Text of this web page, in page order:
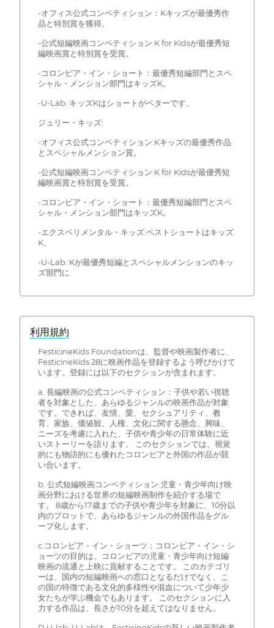
-オフィス公式コンペティション：Kキッズが最優秀作
品と特別賞を獲得。
-公式短編映画コンペティション:K for Kidsが最優秀短
編映画賞と特別賞を受賞。
-コロンビア・イン・ショート：最優秀短編部門とスペ
シャル・メンション部門はキッズK。
-U-Lab: キッズKはショートがベターです。
ジュリー・キッズ:
-オフィス公式コンペティション:Kキッズの最優秀作品
とスペシャルメンション賞。
-公式短編映画コンペティション:K for Kidsが最優秀短
編映画賞と特別賞を受賞。
-コロンビア・イン・ショート：最優秀短編部門とスペ
シャル・メンション部門はキッズK。
-エクスペリメンタル・キッズ:ベストショートはキッズ
K。
-U-Lab: Kが最優秀短編とスペシャルメンションのキッ
ズ部門に
利用規約
FesticineKids Foundationは、監督や映画製作者に、
FesticineKids 28に映画作品を登録するよう呼びかけて
います。登録には以下のセクションが含まれます。
a. 長編映画の公式コンペティション：子供や若い視聴
者を対象とした、あらゆるジャンルの映画作品が対象
です。できれば、友情、愛、セクシュアリティ、教
育、家族、価値観、人権、文化に関する懸念、興味、
ニーズを考慮に入れた、子供や青少年の日常体験に近
いストーリーを語ります。 このセクションでは、視覚
的にも物語的にも優れたコロンビアと外国の作品が競
い合います。
b. 公式短編映画コンペティション:児童・青少年向け映
画分野における世界の短編映画制作を紹介する場で
す。 8歳から17歳までの子供や青少年を対象に、10分以
内のプロットで、あらゆるジャンルの外国作品をグル
ープ化します。
c.コロンビア・イン・ショーツ：コロンビア・イン・シ
ョーツの目的は、コロンビアの児童・青少年向け短編
映画の流通と上映に貢献することです。 このカテゴリ
ーは、国内の短編映画への窓口となるだけでなく、こ
の国の特徴である文化的多様性や混血について少年少
女たちが学ぶ機会でもあります。 このセクションに入
力する作品は、長さが10分を超えてはなりません。